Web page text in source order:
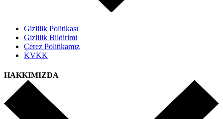
Gizlilik Politikası
Gizlilik Bildirimi
Çerez Politikamız
KVKK
HAKKIMIZDA